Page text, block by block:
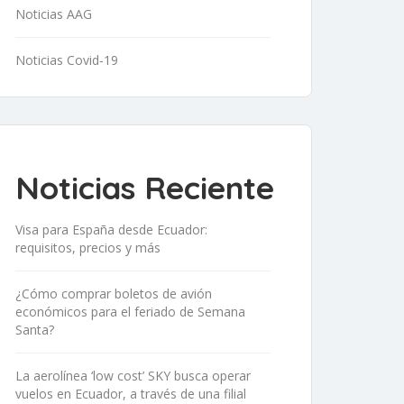
Noticias AAG
Noticias Covid-19
Noticias Reciente
Visa para España desde Ecuador:
requisitos, precios y más
¿Cómo comprar boletos de avión
económicos para el feriado de Semana
Santa?
La aerolínea ‘low cost’ SKY busca operar
vuelos en Ecuador, a través de una filial